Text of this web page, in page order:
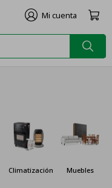
Climatización Muebles